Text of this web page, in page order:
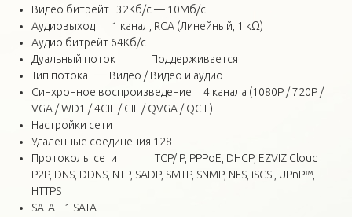
Видео битрейт 32Кб/с — 10Мб/с
Аудиовыход 1 канал, RCA (Линейный, 1 kΩ)
Аудио битрейт 64Кб/с
Дуальный поток Поддерживается
Тип потока Видео / Видео и аудио
Синхронное воспроизведение 4 канала (1080P / 720P /
VGA / WD1 / 4CIF / CIF / QVGA / QCIF)
Настройки сети
Удаленные соединения 128
Протоколы сети TCP/IP, PPPoE, DHCP, EZVIZ Cloud
P2P, DNS, DDNS, NTP, SADP, SMTP, SNMP, NFS, iSCSI, UPnP™,
HTTPS
SATA 1 SATA